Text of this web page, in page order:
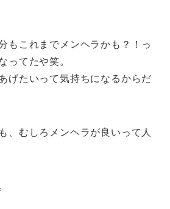
もこれまでメンヘラかも？！っ
ってたや笑。
げたいって気持ちになるからだ
、むしろメンヘラが良いって人